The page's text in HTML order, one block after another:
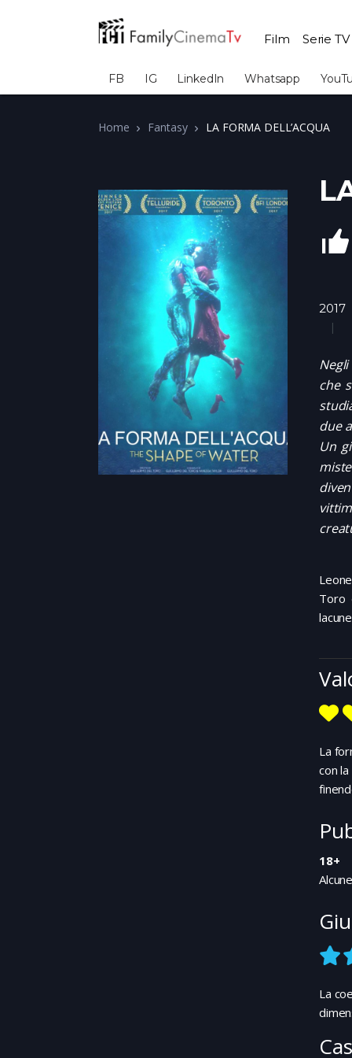
Film Serie TV
FB IG LinkedIn Whatsapp
Home Fantasy LA FORMA DELL’ACQUA
2017
che
due
Un
Toro
La
con
18+
La